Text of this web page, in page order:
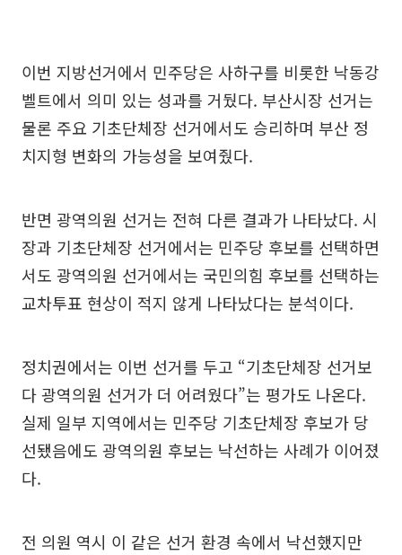
이번 지방선거에서 민주당은 사하구를 비롯한 낙동강
벨트에서 의미 있는 성과를 거뒀다. 부산시장 선거는
물론 주요 기초단체장 선거에서도 승리하며 부산 정
치지형 변화의 가능성을 보여줬다.
반면 광역의원 선거는 전혀 다른 결과가 나타났다. 시
장과 기초단체장 선거에서는 민주당 후보를 선택하면
서도 광역의원 선거에서는 국민의힘 후보를 선택하는
교차투표 현상이 적지 않게 나타났다는 분석이다.
정치권에서는 이번 선거를 두고 “기초단체장 선거보
다 광역의원 선거가 더 어려웠다”는 평가도 나온다.
실제 일부 지역에서는 민주당 기초단체장 후보가 당
선됐음에도 광역의원 후보는 낙선하는 사례가 이어졌
다.
전 의원 역시 이 같은 선거 환경 속에서 낙선했지만